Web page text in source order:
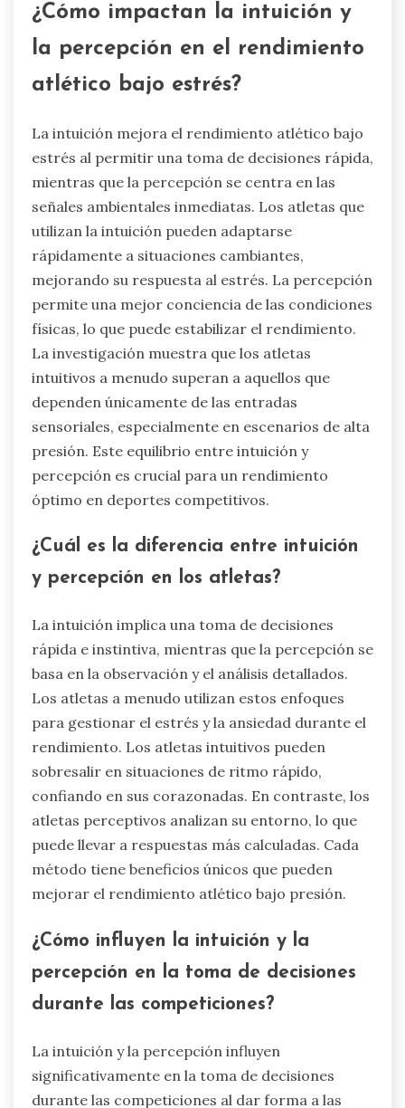
¿Cómo impactan la intuición y
la percepción en el rendimiento
atlético bajo estrés?
La intuición mejora el rendimiento atlético bajo
estrés al permitir una toma de decisiones rápida,
mientras que la percepción se centra en las
señales ambientales inmediatas. Los atletas que
utilizan la intuición pueden adaptarse
rápidamente a situaciones cambiantes,
mejorando su respuesta al estrés. La percepción
permite una mejor conciencia de las condiciones
físicas, lo que puede estabilizar el rendimiento.
La investigación muestra que los atletas
intuitivos a menudo superan a aquellos que
dependen únicamente de las entradas
sensoriales, especialmente en escenarios de alta
presión. Este equilibrio entre intuición y
percepción es crucial para un rendimiento
óptimo en deportes competitivos.
¿Cuál es la diferencia entre intuición
y percepción en los atletas?
La intuición implica una toma de decisiones
rápida e instintiva, mientras que la percepción se
basa en la observación y el análisis detallados.
Los atletas a menudo utilizan estos enfoques
para gestionar el estrés y la ansiedad durante el
rendimiento. Los atletas intuitivos pueden
sobresalir en situaciones de ritmo rápido,
confiando en sus corazonadas. En contraste, los
atletas perceptivos analizan su entorno, lo que
puede llevar a respuestas más calculadas. Cada
método tiene beneficios únicos que pueden
mejorar el rendimiento atlético bajo presión.
¿Cómo influyen la intuición y la
percepción en la toma de decisiones
durante las competiciones?
La intuición y la percepción influyen
significativamente en la toma de decisiones
durante las competiciones al dar forma a las